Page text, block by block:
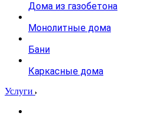
Дома из газобетона
Монолитные дома
Бани
Каркасные дома
Услуги